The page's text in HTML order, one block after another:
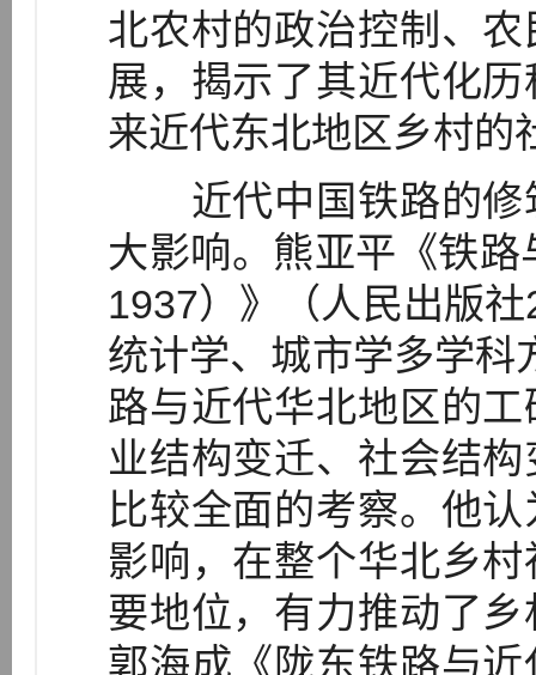
北农村的政治控制、
展，揭示了其近代化
来近代东北地区乡村的
近代中国铁路的修
大影响。熊亚平《铁
1937）》（人民出版
统计学、城市学多学
路与近代华北地区的
业结构变迁、社会结
比较全面的考察。他
影响，在整个华北乡
要地位，有力推动了
郭海成《陇东铁路与